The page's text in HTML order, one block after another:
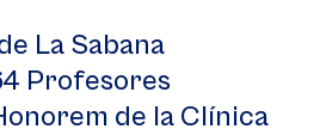
La Sabana
Profesores
de la Clínica